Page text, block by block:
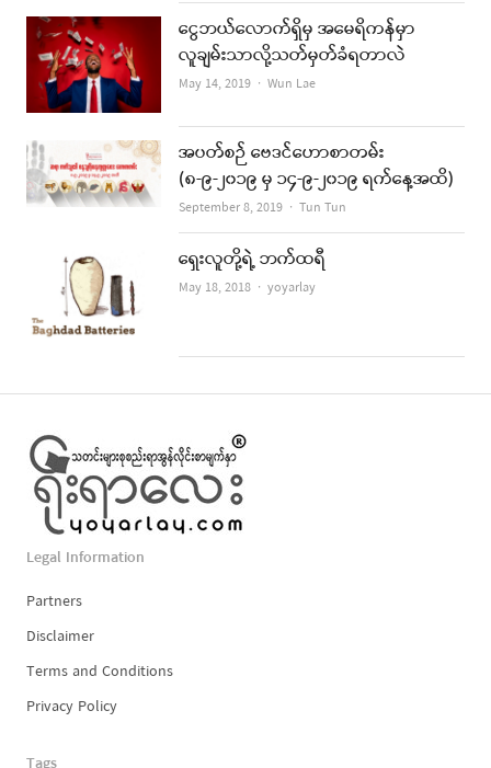
ငွေဘယ်လောက်ရှိမှ အမေရိကန်မှာ
လူချမ်းသာလို့သတ်မှတ်ခံရတာလဲ
May 14, 2019 Author
Wun Lae
အပတ်စဉ် ဗေဒင်ဟောစာတမ်း
(၈-၉-၂၀၁၉ မှ ၁၄-၉-၂၀၁၉ ရက်နေ့အထိ)
September 8, 2019 Author
Tun Tun
ရှေးလူတို့ရဲ့ ဘက်ထရီ
May 18, 2018 Author
yoyarlay
Legal Information
Partners
Disclaimer
Terms and Conditions
Privacy Policy